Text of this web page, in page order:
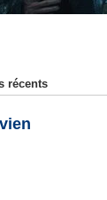
récents